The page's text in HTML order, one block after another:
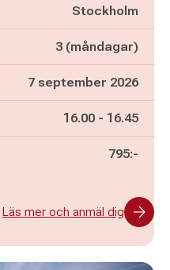
Stockholm
3 (måndagar)
7 september 2026
Pågår mellan
16.00 - och
16.45
795:-
Läs mer och anmäl dig